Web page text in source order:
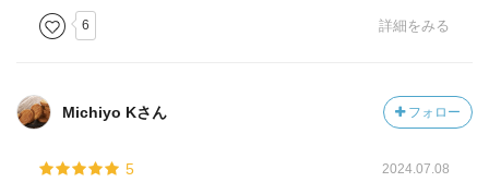
6 詳細をみる
Michiyo Kさん フォロー
5 2024.07.08